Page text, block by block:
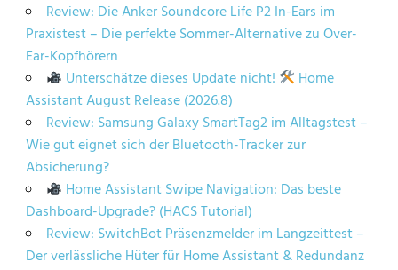
Review: Die Anker Soundcore Life P2 In-Ears im
Praxistest – Die perfekte Sommer-Alternative zu Over-
Ear-Kopfhörern
Unterschätze dieses Update nicht!
Home
Assistant August Release (2026.8)
Review: Samsung Galaxy SmartTag2 im Alltagstest –
Wie gut eignet sich der Bluetooth-Tracker zur
Absicherung?
Home Assistant Swipe Navigation: Das beste
Dashboard-Upgrade? (HACS Tutorial)
Review: SwitchBot Präsenzmelder im Langzeittest –
Der verlässliche Hüter für Home Assistant & Redundanz